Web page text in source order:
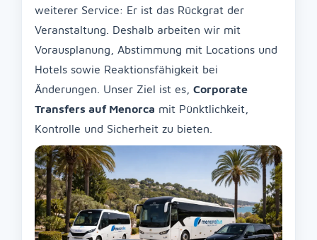
weiterer Service: Er ist das Rückgrat der
Veranstaltung. Deshalb arbeiten wir mit
Vorausplanung, Abstimmung mit Locations und
Hotels sowie Reaktionsfähigkeit bei
Änderungen. Unser Ziel ist es, Corporate
Transfers auf Menorca mit Pünktlichkeit,
Kontrolle und Sicherheit zu bieten.